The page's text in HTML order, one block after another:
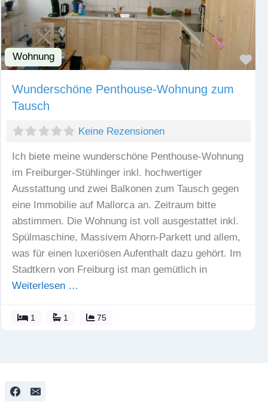
Wohnung
Wunderschöne Penthouse-Wohnung zum
Tausch
Keine Rezensionen
Ich biete meine wunderschöne Penthouse-Wohnung
im Freiburger-Stühlinger inkl. hochwertiger
Ausstattung und zwei Balkonen zum Tausch gegen
eine Immobilie auf Mallorca an. Zeitraum bitte
abstimmen. Die Wohnung ist voll ausgestattet inkl.
Spülmaschine, Massivem Ahorn-Parkett und allem,
was für einen luxeriösen Aufenthalt dazu gehört. Im
Stadtkern von Freiburg ist man gemütlich in
Weiterlesen …
1 1 75